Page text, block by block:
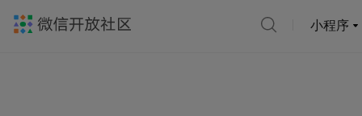
小程序